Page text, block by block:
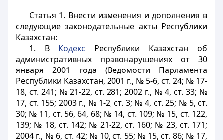
Статья 1. Внести изменения и дополнения в
следующие законодательные акты Республики
Казахстан:
1. В Кодекс Республики Казахстан об
административных правонарушениях от 30
января 2001 года (Ведомости Парламента
Республики Казахстан, 2001 г., № 5-6, ст. 24; № 17-
18, ст. 241; № 21-22, ст. 281; 2002 г., № 4, ст. 33; №
17, ст. 155; 2003 г., № 1-2, ст. 3; № 4, ст. 25; № 5, ст.
30; № 11, ст. 56, 64, 68; № 14, ст. 109; № 15, ст. 122,
139; № 18, ст. 142; № 21-22, ст. 160; № 23, ст. 171;
2004 г., № 6, ст. 42; № 10, ст. 55; № 15, ст. 86; № 17,